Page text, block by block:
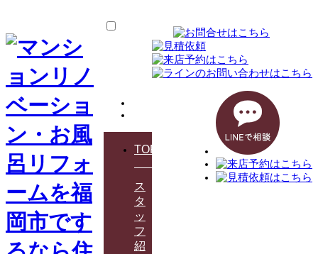
TOP
ス
タ
ッ
フ
紹